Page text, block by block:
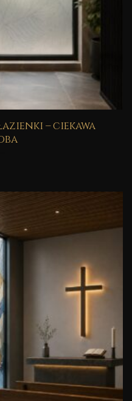
– ciekawa